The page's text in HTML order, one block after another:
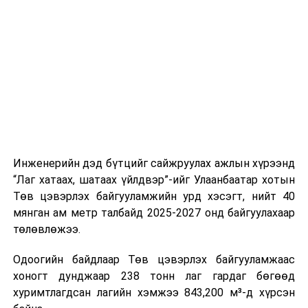
өдөр тутмын ажлын бэлэн байдлыг хангах зэрэг
практик ур чадварыг сургалтын хөтөлбөрт тусгажээ.
Сургалтыг танилцуулах лекц, асуулт-хариулт,
жишээнд суурилсан сургалт, багаар ажиллах дасгал,
танилцах, онцгой нөхцөлд ажиллах дадлага зэрэг
онол, практик хосолсон хэлбэрээр зохион байгуулж
байна.
Инженерийн дэд бүтцийг сайжруулах ажлын хүрээнд
“Лаг хатаах, шатаах үйлдвэр”-ийг Улаанбаатар хотын
Төв цэвэрлэх байгууламжийн урд хэсэгт, нийт 40
мянган ам метр талбайд 2025-2027 онд байгуулахаар
төлөвлөжээ.
Одоогийн байдлаар Төв цэвэрлэх байгууламжаас
хоногт дунджаар 238 тонн лаг гардаг бөгөөд
хуримтлагдсан лагийн хэмжээ 843,200 м³-д хүрсэн